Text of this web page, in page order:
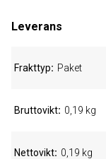
Leverans
Frakttyp Paket
Bruttovikt 0,19 kg
Nettovikt 0,19 kg